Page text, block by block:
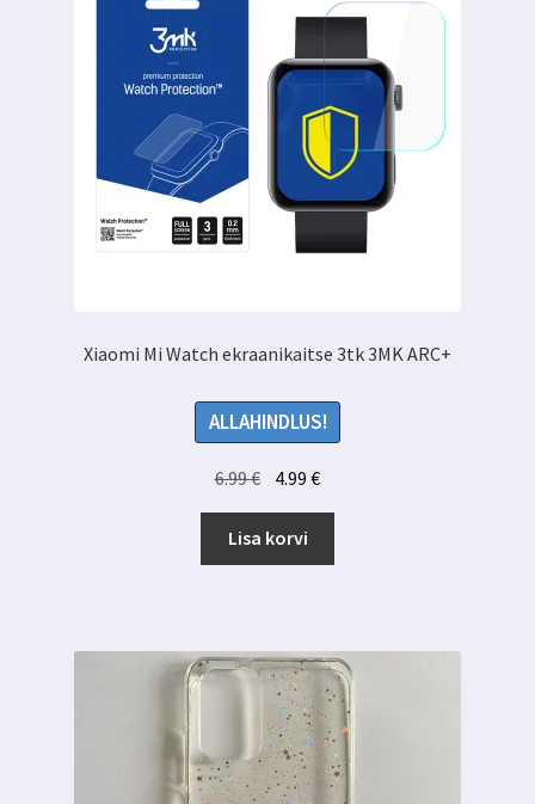
Xiaomi Mi Watch ekraanikaitse 3tk 3MK ARC+
ALLAHINDLUS!
6.99€ Algne
oli:
6.99 €.
4.99€Praegune
4.99 €.
Lisa korvi